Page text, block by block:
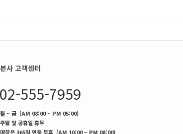
본사 고객센터
02-555-7959
월 ~ 금 (AM 08:00 ~ PM 05:00)
주말 및 공휴일 휴무
매장은 365일 연중 무휴 (AM 10:00 ~ PM 08:00)